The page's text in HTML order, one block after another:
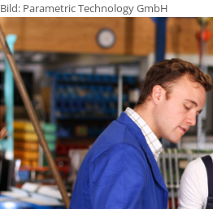
Bild: Parametric Technology GmbH